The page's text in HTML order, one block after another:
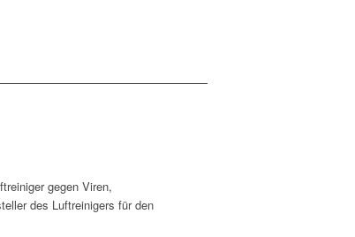
gegen Viren,
des Luftreinigers für den